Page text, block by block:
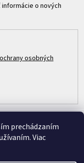
prechádzaním
Viac
o nových
osobných